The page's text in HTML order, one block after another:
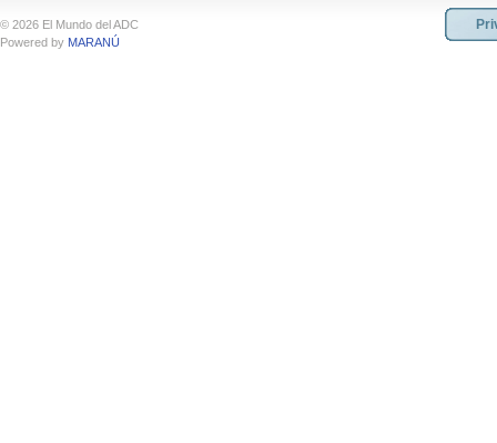
© 2026 El Mundo del ADC
Powered by MARANÚ